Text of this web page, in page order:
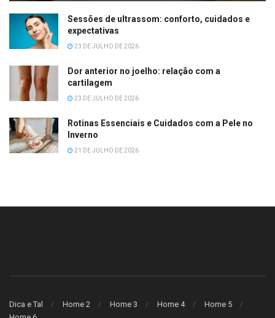
Sessões de ultrassom: conforto, cuidados e
expectativas
23 DE JULHO DE 2026
Dor anterior no joelho: relação com a
cartilagem
23 DE JULHO DE 2026
Rotinas Essenciais e Cuidados com a Pele no
Inverno
21 DE JULHO DE 2026
Dica e Tal Home 2 Home 3 Home 4
Home 5